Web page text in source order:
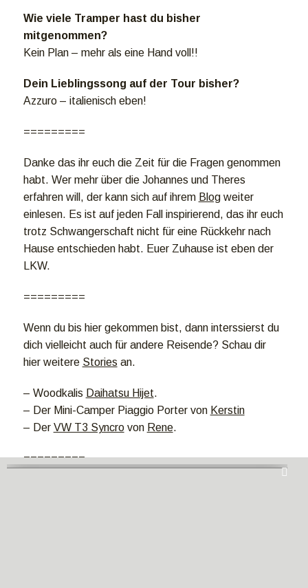
Wie viele Tramper hast du bisher
mitgenommen?
Kein Plan – mehr als eine Hand voll!!
Dein Lieblingssong auf der Tour bisher?
Azzuro – italienisch eben!
=========
Danke das ihr euch die Zeit für die Fragen genommen
habt. Wer mehr über die Johannes und Theres
erfahren will, der kann sich auf ihrem Blogweiter
einlesen. Es ist auf jeden Fall inspirierend, das ihr euch
trotz Schwangerschaft nicht für eine Rückkehr nach
Hause entschieden habt. Euer Zuhause ist eben der
LKW.
=========
Wenn du bis hier gekommen bist, dann interssierst du
dich vielleicht auch für andere Reisende? Schau dir
hier weitere Stories an.
– Woodkalis Daihatsu Hijet.
– Der Mini-Camper Piaggio Porter von Kerstin
– Der VW T3 Syncrovon Rene.
=========